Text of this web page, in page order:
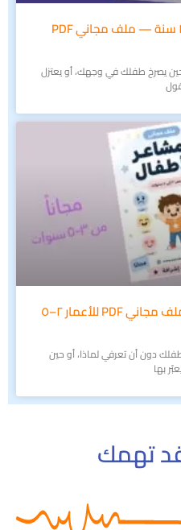
بطاقات مشاعر الأطفال ٦–١٢ سنة — ملف مجاني PDF
الأطفال ٦–١٢ سنة حين يصرخ طفلك في وجهك، أو يعتزل
بطاقات مشاعر للأطفال — ملف مجاني PDF للأعمار ٢–٥
دون أن تعرفي لماذا، أو حين
بها
تهمك